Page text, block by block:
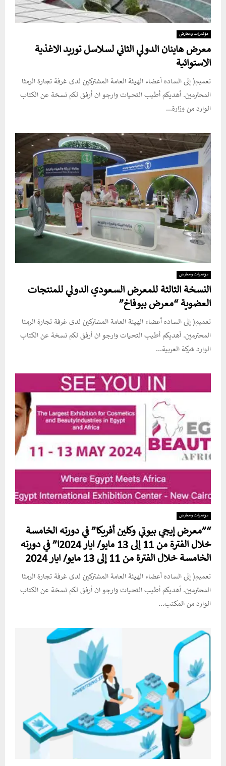
مؤتمرات ومعارض
معرض هاينان الدولي الثاني لسلاسل توريد الاغذية
الاستوائية
تعميم( إلى الساده أعضاء الهيئة العامة المشتركين لدى غرفة تجارة الرمثا
المحترمين. أهديكم أطيب التحيات وارجو ان أرفق لكم نسخة عن الكتاب
الوارد من وزارة...
مؤتمرات ومعارض
النسخة الثالثة للمعرض السعودي الدولي للمنتجات
العضوية “معرض بيوفاخ”
تعميم( إلى الساده أعضاء الهيئة العامة المشتركين لدى غرفة تجارة الرمثا
المحترمين. أهديكم أطيب التحيات وارجو ان أرفق لكم نسخة عن الكتاب
الوارد شركة العربية...
مؤتمرات ومعارض
“”معرض إيجي بيوتي وكلين أفريكا” في دورته الخامسة
خلال الفترة من 11 إلى 13 مايو/ ايار 2024ا” في دورته
الخامسة خلال الفترة من 11 إلى 13 مايو/ ايار 2024
تعميم( إلى الساده أعضاء الهيئة العامة المشتركين لدى غرفة تجارة الرمثا
المحترمين. أهديكم أطيب التحيات وارجو ان أرفق لكم نسخة عن الكتاب
الوارد من المكتب...